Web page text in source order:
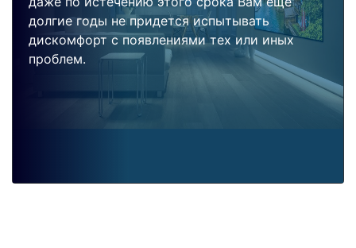
долгие годы не придется испытывать
дискомфорт с появлениями тех или иных
проблем.